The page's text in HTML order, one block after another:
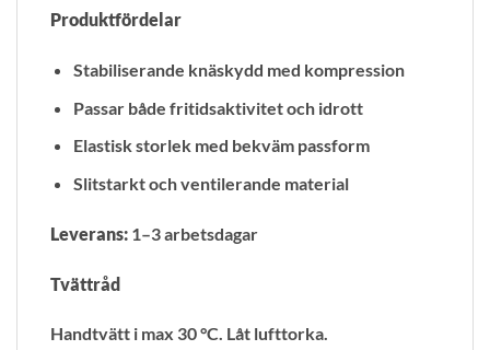
Produktfördelar
Stabiliserande knäskydd med kompression
Passar både fritidsaktivitet och idrott
Elastisk storlek med bekväm passform
Slitstarkt och ventilerande material
Leverans: 1–3 arbetsdagar
Tvättråd
Handtvätt i max 30 °C. Låt lufttorka.